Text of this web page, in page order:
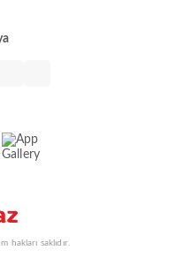
hakları saklıdır.